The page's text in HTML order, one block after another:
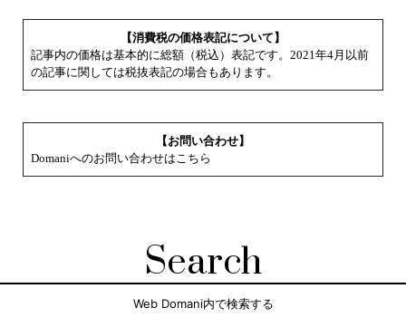
【消費税の価格表記について】
記事内の価格は基本的に総額（税込）表記です。2021年4月以前
の記事に関しては税抜表記の場合もあります。
【お問い合わせ】
Domaniへのお問い合わせはこちら
Search
Web Domani内で検索する